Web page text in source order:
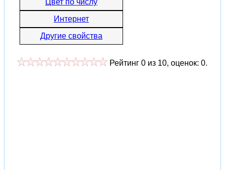
Интернет
Другие свойства
Рейтинг 0 из 10, оценок: 0.